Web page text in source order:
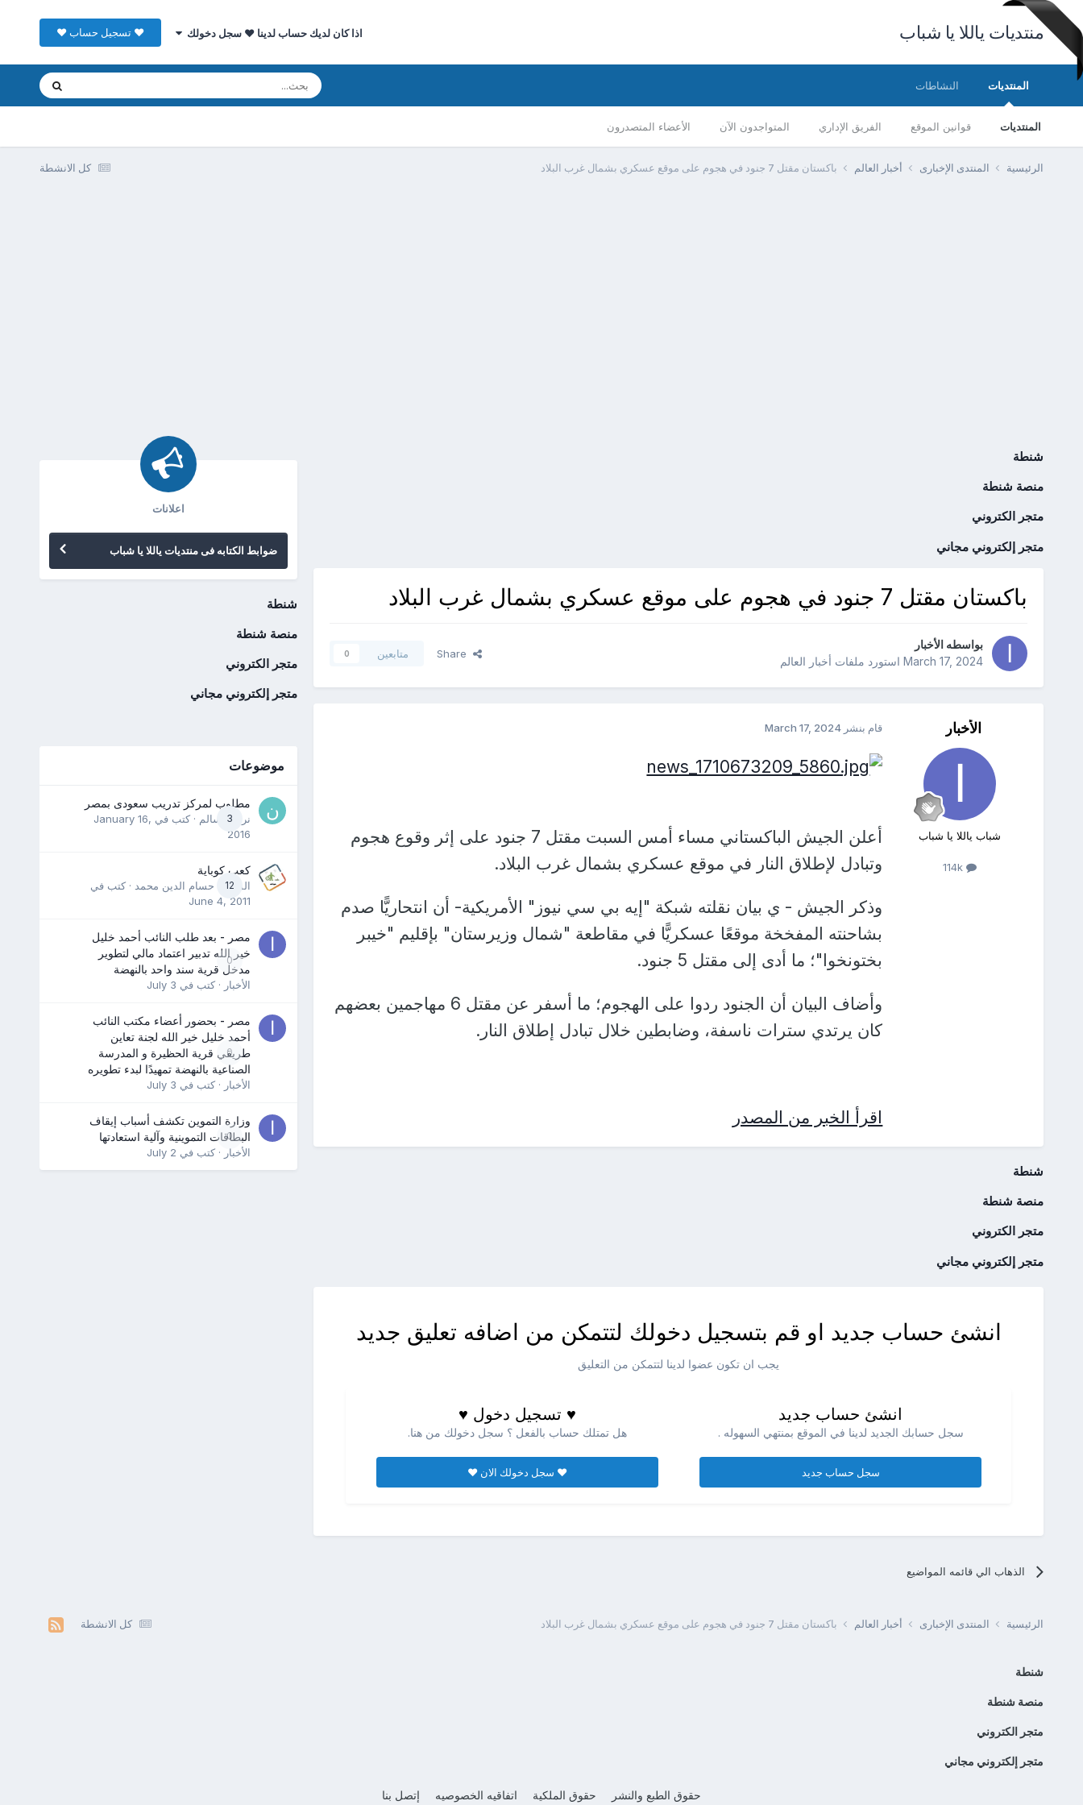
منتديات ياللا يا شباب اذا كان لديك حساب لدينا ♥ سجل دخولك ♥ تسجيل حساب ♥
المنتديات
المنتديات قوانين الموقع الفريق الإداري المتواجدون الآن الأعضاء المتصدرون
النشاطات
كل الانشطة الرئيسية المنتدى الإخبارى أخبار العالم باكستان مقتل 7 جنود في هجوم على موقع عسكري بشمال غرب البلاد
شنطة
منصة شنطة
متجر الكتروني
متجر إلكتروني مجاني
باكستان مقتل 7 جنود في هجوم على موقع عسكري بشمال غرب البلاد
بواسطه الأخبار
March 17, 2024استورد ملفات أخبار العالم
Share متابعين 0
الأخبار
شباب ياللا يا شباب
114k
قام بنشر March 17, 2024
أعلن الجيش الباكستاني مساء أمس السبت مقتل 7 جنود على إثر وقوع هجوم
وتبادل لإطلاق النار في موقع عسكري بشمال غرب البلاد.
وذكر الجيش - ي بيان نقلته شبكة "إيه بي سي نيوز" الأمريكية- أن انتحاريًّا صدم
بشاحنته المفخخة موقعًا عسكريًّا في مقاطعة "شمال وزيرستان" بإقليم "خيبر
بختونخوا"؛ ما أدى إلى مقتل 5 جنود.
وأضاف البيان أن الجنود ردوا على الهجوم؛ ما أسفر عن مقتل 6 مهاجمين بعضهم
كان يرتدي سترات ناسفة، وضابطين خلال تبادل إطلاق النار.
اقرأ الخبر من المصدر
شنطة
منصة شنطة
متجر الكتروني
متجر إلكتروني مجاني
انشئ حساب جديد او قم بتسجيل دخولك لتتمكن من اضافه تعليق جديد
يجب ان تكون عضوا لدينا لتتمكن من التعليق
انشئ حساب جديد
سجل حسابك الجديد لدينا في الموقع بمنتهي السهوله .
سجل حساب جديد
♥ تسجيل دخول ♥
هل تمتلك حساب بالفعل ؟ سجل دخولك من هنا.
♥ سجل دخولك الان ♥
الذهاب الي قائمه المواضيع
اعلانات
ضوابط الكتابه فى منتديات ياللا يا شباب
شنطة
منصة شنطة
متجر الكتروني
متجر إلكتروني مجاني
موضوعات
3
مطلوب لمركز تدريب سعودى بمصر
نرمين سالم · كتب في January 16,
2016
12
كعب كوباية
المدرب حسام الدين محمد · كتب في
June 4, 2011
0
مصر - بعد طلب النائب أحمد خليل
خير الله تدبير اعتماد مالي لتطوير
مدخل قرية سند واحد بالنهضة
الأخبار · كتب في July 3
0
مصر - بحضور أعضاء مكتب النائب
أحمد خليل خير الله لجنة تعاين
طريقي قرية الحظيرة و المدرسة
الصناعية بالنهضة تمهيدًا لبدء تطويره
الأخبار · كتب في July 3
0
وزارة التموين تكشف أسباب إيقاف
البطاقات التموينية وآلية استعادتها
الأخبار · كتب في July 2
كل الانشطة الرئيسية المنتدى الإخبارى أخبار العالم باكستان مقتل 7 جنود في هجوم على موقع عسكري بشمال غرب البلاد
شنطة
منصة شنطة
متجر الكتروني
متجر إلكتروني مجاني
حقوق الطبع والنشر حقوق الملكية اتفاقيه الخصوصيه إتصل بنا